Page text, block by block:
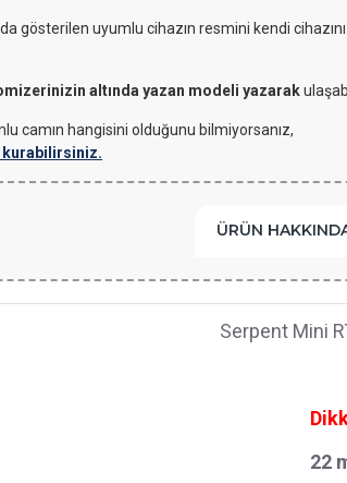
gösterilen uyumlu cihazın resmini kendi
altında yazan modeli yazarak
camın hangisini olduğunu bilmiyorsanız,
ÜRÜN
Serpent Mini
22